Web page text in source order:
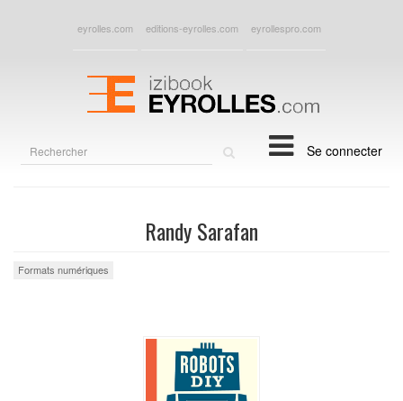
eyrolles.com editions-eyrolles.com eyrollespro.com
Se connecter
Randy Sarafan
Formats numériques